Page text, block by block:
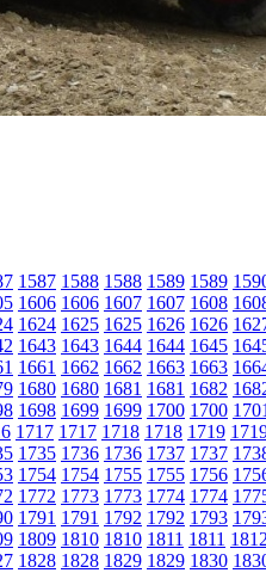
1587 1588 1588 1589 1589
1606 1606 1607 1607 1608
1624 1625 1625 1626 1626
1643 1643 1644 1644 1645
1661 1662 1662 1663 1663
1680 1680 1681 1681 1682
1698 1699 1699 1700 1700
1717 1717 1718 1718 1719
1735 1736 1736 1737 1737
1754 1754 1755 1755 1756
1772 1773 1773 1774 1774
1791 1791 1792 1792 1793
1809 1810 1810 1811 1811
1828 1828 1829 1829 1830